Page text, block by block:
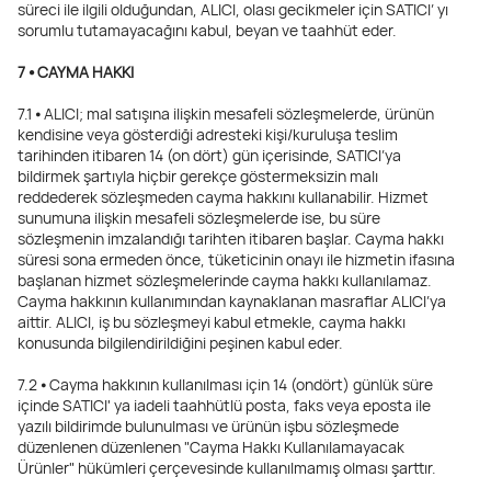
süreci ile ilgili olduğundan, ALICI, olası gecikmeler için SATICI’ yı
sorumlu tutamayacağını kabul, beyan ve taahhüt eder.
7 ⦁ CAYMA HAKKI
7.1 ⦁ ALICI; mal satışına ilişkin mesafeli sözleşmelerde, ürünün
kendisine veya gösterdiği adresteki kişi/kuruluşa teslim
tarihinden itibaren 14 (on dört) gün içerisinde, SATICI’ya
bildirmek şartıyla hiçbir gerekçe göstermeksizin malı
reddederek sözleşmeden cayma hakkını kullanabilir. Hizmet
sunumuna ilişkin mesafeli sözleşmelerde ise, bu süre
sözleşmenin imzalandığı tarihten itibaren başlar. Cayma hakkı
süresi sona ermeden önce, tüketicinin onayı ile hizmetin ifasına
başlanan hizmet sözleşmelerinde cayma hakkı kullanılamaz.
Cayma hakkının kullanımından kaynaklanan masraflar ALICI’ya
aittir. ALICI, iş bu sözleşmeyi kabul etmekle, cayma hakkı
konusunda bilgilendirildiğini peşinen kabul eder.
7.2 ⦁ Cayma hakkının kullanılması için 14 (ondört) günlük süre
içinde SATICI' ya iadeli taahhütlü posta, faks veya eposta ile
yazılı bildirimde bulunulması ve ürünün işbu sözleşmede
düzenlenen düzenlenen "Cayma Hakkı Kullanılamayacak
Ürünler" hükümleri çerçevesinde kullanılmamış olması şarttır.